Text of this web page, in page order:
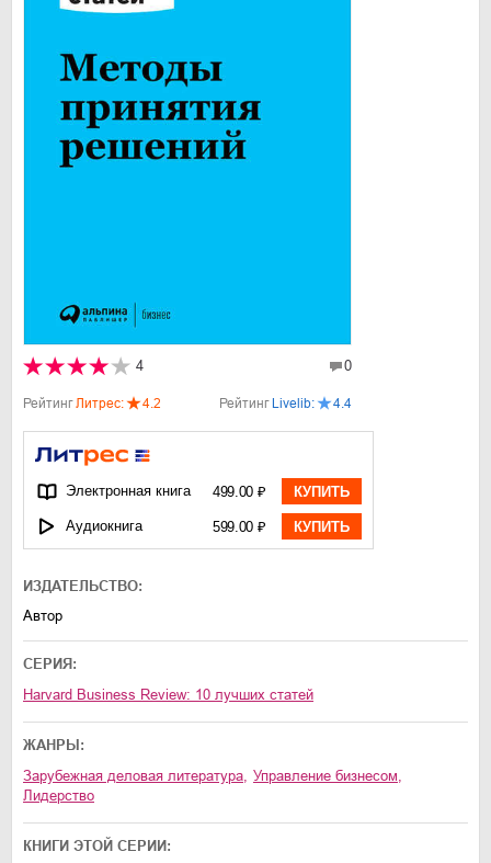
4 0
РейтингЛитрес: 4.2 РейтингLivelib: 4.4
Электронная книга 499.00 ₽ КУПИТЬ
Аудиокнига 599.00 ₽ КУПИТЬ
ИЗДАТЕЛЬСТВО:
Автор
СЕРИЯ:
Harvard Business Review: 10 лучших статей
ЖАНРЫ:
зарубежная деловая литература
управление бизнесом
лидерство
КНИГИ ЭТОЙ СЕРИИ: